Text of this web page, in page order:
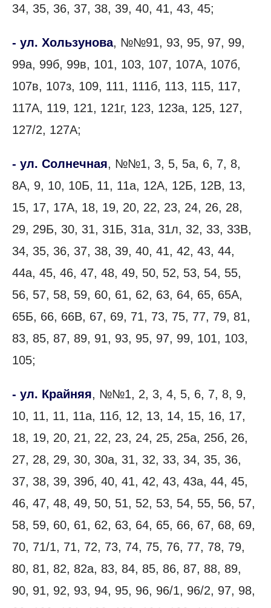
34, 35, 36, 37, 38, 39, 40, 41, 43, 45;
- ул. Хользунова, №№91, 93, 95, 97, 99,
99а, 99б, 99в, 101, 103, 107, 107А, 107б,
107в, 107з, 109, 111, 111б, 113, 115, 117,
117А, 119, 121, 121г, 123, 123а, 125, 127,
127/2, 127А;
- ул. Солнечная, №№1, 3, 5, 5а, 6, 7, 8,
8А, 9, 10, 10Б, 11, 11а, 12А, 12Б, 12В, 13,
15, 17, 17А, 18, 19, 20, 22, 23, 24, 26, 28,
29, 29Б, 30, 31, 31Б, 31а, 31л, 32, 33, 33В,
34, 35, 36, 37, 38, 39, 40, 41, 42, 43, 44,
44а, 45, 46, 47, 48, 49, 50, 52, 53, 54, 55,
56, 57, 58, 59, 60, 61, 62, 63, 64, 65, 65А,
65Б, 66, 66В, 67, 69, 71, 73, 75, 77, 79, 81,
83, 85, 87, 89, 91, 93, 95, 97, 99, 101, 103,
105;
- ул. Крайняя, №№1, 2, 3, 4, 5, 6, 7, 8, 9,
10, 11, 11, 11а, 11б, 12, 13, 14, 15, 16, 17,
18, 19, 20, 21, 22, 23, 24, 25, 25а, 25б, 26,
27, 28, 29, 30, 30а, 31, 32, 33, 34, 35, 36,
37, 38, 39, 39б, 40, 41, 42, 43, 43а, 44, 45,
46, 47, 48, 49, 50, 51, 52, 53, 54, 55, 56, 57,
58, 59, 60, 61, 62, 63, 64, 65, 66, 67, 68, 69,
70, 71/1, 71, 72, 73, 74, 75, 76, 77, 78, 79,
80, 81, 82, 82а, 83, 84, 85, 86, 87, 88, 89,
90, 91, 92, 93, 94, 95, 96, 96/1, 96/2, 97, 98,